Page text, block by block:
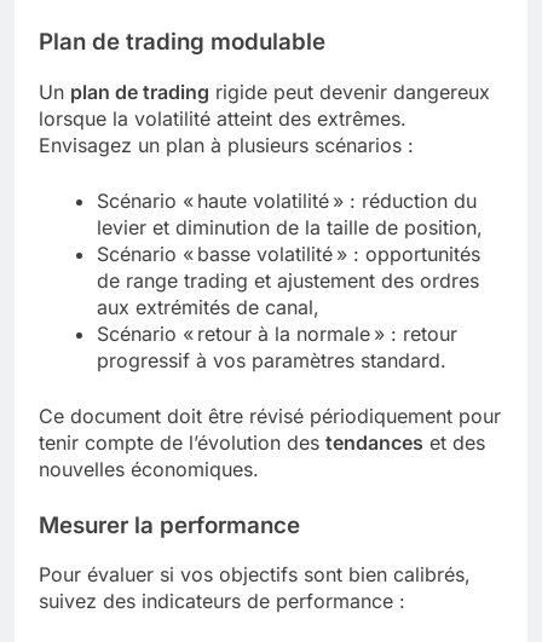
Plan de trading modulable
Un plan de trading rigide peut devenir dangereux
lorsque la volatilité atteint des extrêmes.
Envisagez un plan à plusieurs scénarios :
Scénario « haute volatilité » : réduction du
levier et diminution de la taille de position,
Scénario « basse volatilité » : opportunités
de range trading et ajustement des ordres
aux extrémités de canal,
Scénario « retour à la normale » : retour
progressif à vos paramètres standard.
Ce document doit être révisé périodiquement pour
tenir compte de l’évolution des tendances et des
nouvelles économiques.
Mesurer la performance
Pour évaluer si vos objectifs sont bien calibrés,
suivez des indicateurs de performance :